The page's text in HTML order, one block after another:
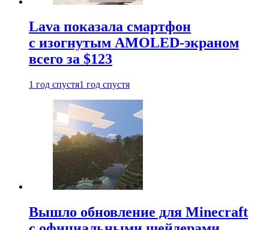
Lava показала смартфон
с изогнутым AMOLED-экраном
всего за $123
1 год спустя1 год спустя
Вышло обновление для Minecraft